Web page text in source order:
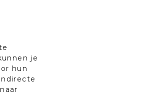
je
hun